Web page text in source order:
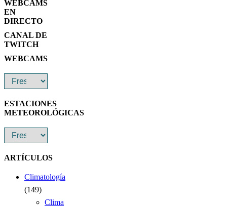
WEBCAMS
EN
DIRECTO
CANAL DE
TWITCH
WEBCAMS
ESTACIONES
METEOROLÓGICAS
ARTÍCULOS
Climatología
(149)
Clima